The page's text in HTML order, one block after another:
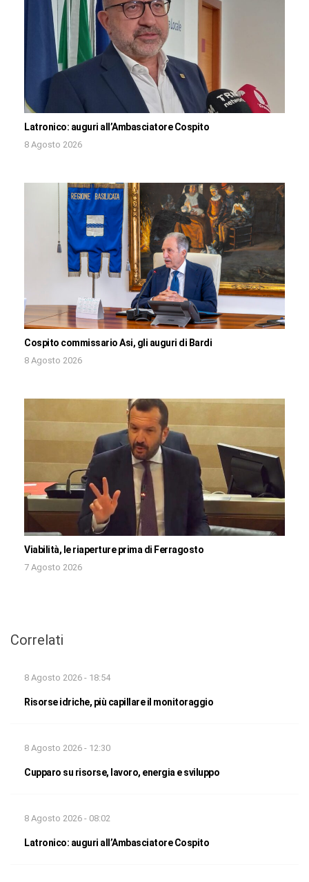
Latronico: auguri all’Ambasciatore Cospito
8 Agosto 2026
Cospito commissario Asi, gli auguri di Bardi
8 Agosto 2026
Viabilità, le riaperture prima di Ferragosto
7 Agosto 2026
Correlati
8 Agosto 2026 - 18:54
Risorse idriche, più capillare il monitoraggio
8 Agosto 2026 - 12:30
Cupparo su risorse, lavoro, energia e sviluppo
8 Agosto 2026 - 08:02
Latronico: auguri all’Ambasciatore Cospito